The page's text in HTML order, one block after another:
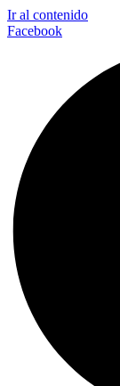
Ir al contenido
Facebook